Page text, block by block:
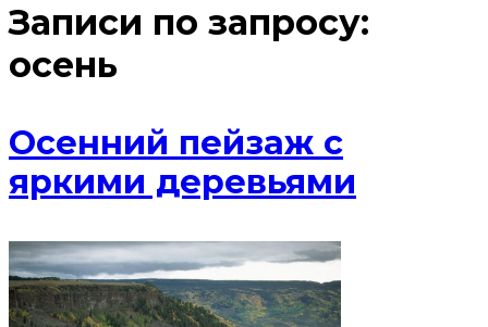
Записи по запросу:
осень
Осенний пейзаж с
яркими деревьями